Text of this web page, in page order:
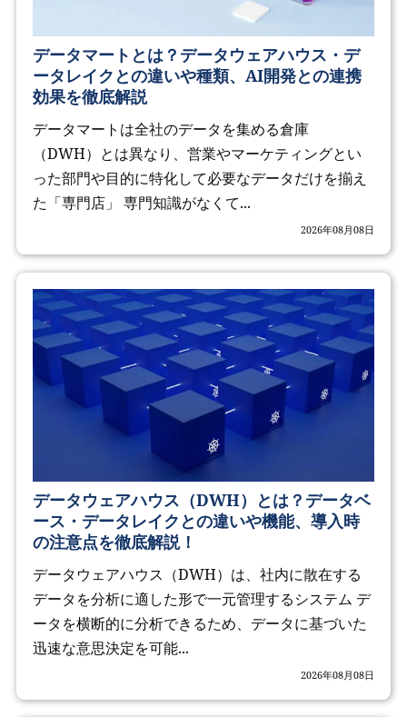
データマートとは？データウェアハウス・デ
ータレイクとの違いや種類、AI開発との連携
効果を徹底解説
データマートは全社のデータを集める倉庫
（DWH）とは異なり、営業やマーケティングとい
った部門や目的に特化して必要なデータだけを揃え
た「専門店」 専門知識がなくて...
2026年08月08日
データウェアハウス（DWH）とは？データベ
ース・データレイクとの違いや機能、導入時
の注意点を徹底解説！
データウェアハウス（DWH）は、社内に散在する
データを分析に適した形で一元管理するシステム デ
ータを横断的に分析できるため、データに基づいた
迅速な意思決定を可能...
2026年08月08日